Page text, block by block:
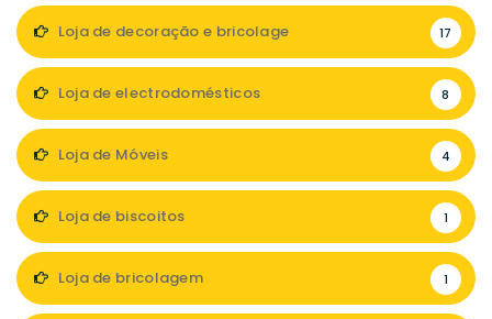
Loja de decoração e bricolage 17
Loja de electrodomésticos 8
Loja de Móveis 4
Loja de biscoitos 1
Loja de bricolagem 1